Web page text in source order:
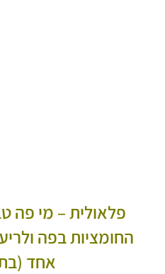
פלאולית – מי פה
החומציות בפה
אחד